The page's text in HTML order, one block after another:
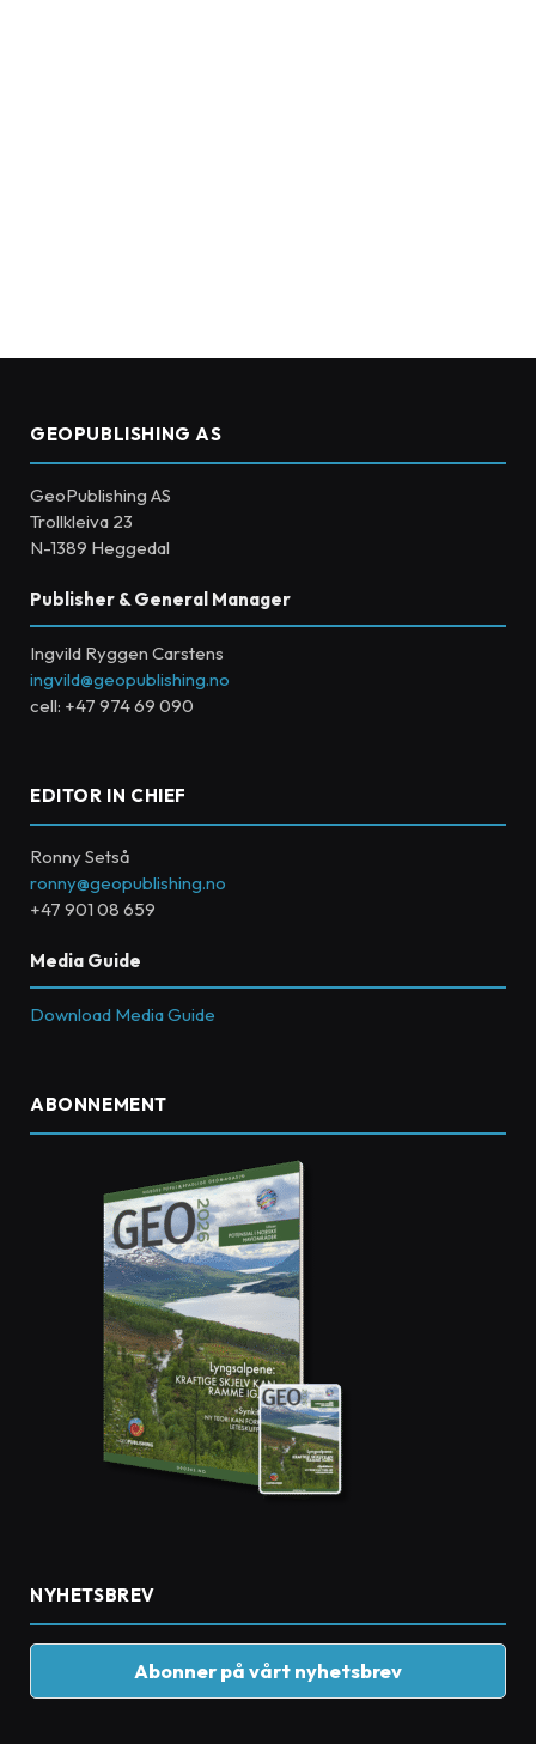
GEOPUBLISHING AS
GeoPublishing AS
Trollkleiva 23
N-1389 Heggedal
Publisher & General Manager
Ingvild Ryggen Carstens
ingvild@geopublishing.no
cell: +47 974 69 090
EDITOR IN CHIEF
Ronny Setså
ronny@geopublishing.no
+47 901 08 659
Media Guide
Download Media Guide
ABONNEMENT
NYHETSBREV
Abonner på vårt nyhetsbrev